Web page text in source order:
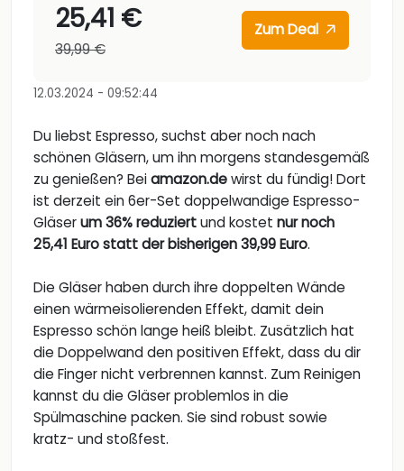
25,41 €
39,99 €
Zum Deal
12.03.2024 - 09:52:44
Du liebst Espresso, suchst aber noch nach
schönen Gläsern, um ihn morgens standesgemäß
zu genießen? Beiamazon.dewirst du fündig! Dort
ist derzeit ein 6er-Set doppelwandige Espresso-
Gläserum 36% reduziertund kostet nur noch
25,41 Euro statt der bisherigen 39,99 Euro.
Die Gläser haben durch ihre doppelten Wände
einen wärmeisolierenden Effekt, damit dein
Espresso schön lange heiß bleibt. Zusätzlich hat
die Doppelwand den positiven Effekt, dass du dir
die Finger nicht verbrennen kannst. Zum Reinigen
kannst du die Gläser problemlos in die
Spülmaschine packen. Sie sind robust sowie
kratz- und stoßfest.